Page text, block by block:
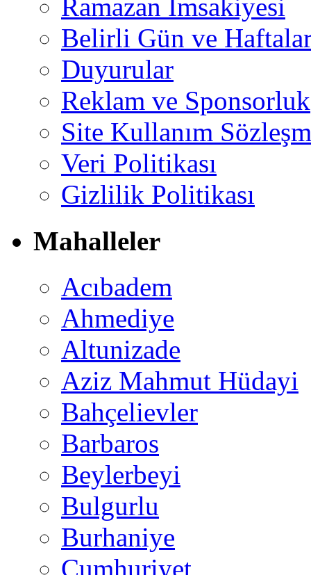
Ramazan İmsakiyesi
Belirli Gün ve
Duyurular
Reklam ve Sponsorluk
Site Kullanım
Veri Politikası
Gizlilik Politikası
Mahalleler
Acıbadem
Ahmediye
Altunizade
Aziz Mahmut Hüdayi
Bahçelievler
Barbaros
Beylerbeyi
Bulgurlu
Burhaniye
Cumhuriyet